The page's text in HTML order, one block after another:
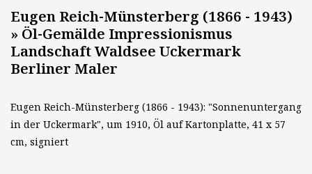
Eugen Reich-Münsterberg (1866 - 1943)
» Öl-Gemälde Impressionismus
Landschaft Waldsee Uckermark
Berliner Maler
Eugen Reich-Münsterberg (1866 - 1943): "Sonnenuntergang
in der Uckermark", um 1910, Öl auf Kartonplatte, 41 x 57
cm, signiert